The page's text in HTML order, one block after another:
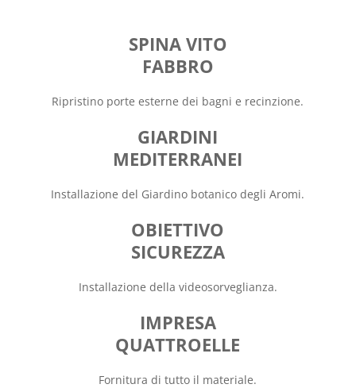
SPINA VITO
FABBRO
Ripristino porte esterne dei bagni e recinzione.
GIARDINI
MEDITERRANEI
Installazione del Giardino botanico degli Aromi.
OBIETTIVO
SICUREZZA
Installazione della videosorveglianza.
IMPRESA
QUATTROELLE
Fornitura di tutto il materiale.